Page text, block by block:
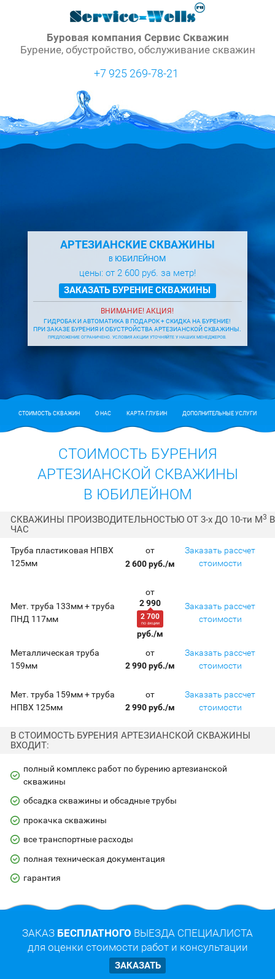
Буровая компания Сервис Скважин
Бурение, обустройство, обслуживание скважин
+7 925 269-78-21
АРТЕЗИАНСКИЕ СКВАЖИНЫ
В ЮБИЛЕЙНОМ
цены: от 2 600 руб. за метр!
ЗАКАЗАТЬ БУРЕНИЕ СКВАЖИНЫ
ВНИМАНИЕ! АКЦИЯ!
ГИДРОБАК И АВТОМАТИКА В ПОДАРОК + СКИДКА НА БУРЕНИЕ!
ПРИ ЗАКАЗЕ БУРЕНИЯ И ОБУСТРОЙСТВА АРТЕЗИАНСКОЙ СКВАЖИНЫ.
ПРЕДЛОЖЕНИЕ ОГРАНИЧЕНО. УСЛОВИЯ АКЦИИ УТОЧНЯЙТЕ У НАШИХ МЕНЕДЖЕРОВ.
СТОИМОСТЬ СКВАЖИН О НАС КАРТА ГЛУБИН ДОПОЛНИТЕЛЬНЫЕ УСЛУГИ
СТОИМОСТЬ БУРЕНИЯ
АРТЕЗИАНСКОЙ СКВАЖИНЫ
В ЮБИЛЕЙНОМ
СКВАЖИНЫ ПРОИЗВОДИТЕЛЬНОСТЬЮ ОТ 3-хДО 10-ти М3 В
ЧАС
Труба пластиковая НПВХ
125мм
от
2 600 руб./м
Заказать рассчет
стоимости
Мет. труба 133мм + труба
ПНД 117мм
от
2 990
2 700
по акции
руб./м
Заказать рассчет
стоимости
Металлическая труба
159мм
от
2 990 руб./м
Заказать рассчет
стоимости
Мет. труба 159мм + труба
НПВХ 125мм
от
2 990 руб./м
Заказать рассчет
стоимости
В СТОИМОСТЬ БУРЕНИЯ АРТЕЗИАНСКОЙ СКВАЖИНЫ
ВХОДИТ:
полный комплекс работ по бурению артезианской
скважины
обсадка скважины и обсадные трубы
прокачка скважины
все транспортные расходы
полная техническая документация
гарантия
ЗАКАЗ БЕСПЛАТНОГО ВЫЕЗДА СПЕЦИАЛИСТА
для оценки стоимости работ и консультации
ЗАКАЗАТЬ